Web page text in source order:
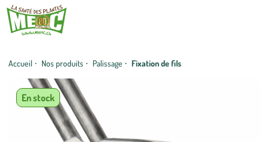
Accueil · Nos produits · Palissage · Fixation de fils
En stock